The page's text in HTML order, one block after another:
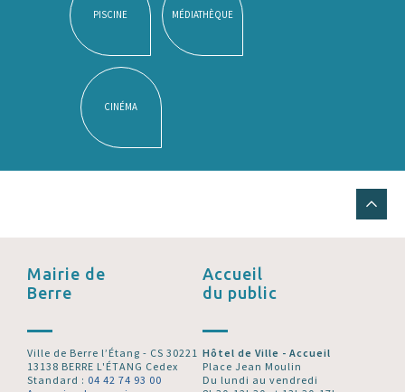
PISCINE MÉDIATHÈQUE
CINÉMA
Mairie de
Berre
Ville de Berre l’Étang - CS 30221
13138 BERRE L'ÉTANG Cedex
Standard : 04 42 74 93 00
Accueil
du public
Hôtel de Ville - Accueil
Place Jean Moulin
Du lundi au vendredi